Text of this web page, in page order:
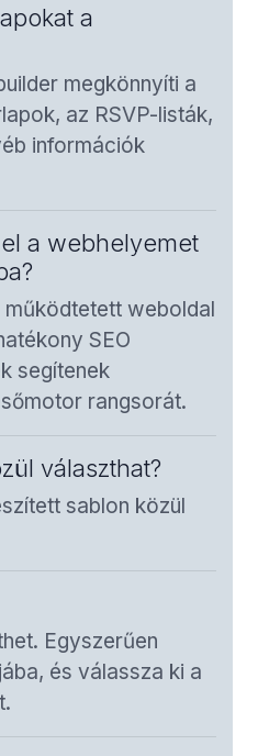
a
megkönnyíti a
az RSVP-listák,
információk
a webhelyemet
működtetett weboldal
SEO
segítenek
rangsorát.
választhat?
sablon közül
Egyszerűen
és válassza ki a